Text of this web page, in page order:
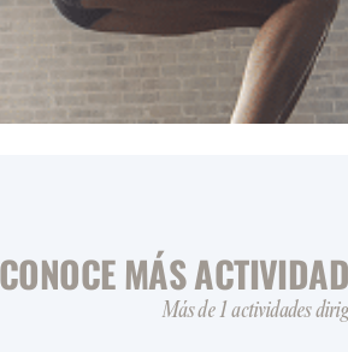
CONOCE MÁS
Más de 1 actividades